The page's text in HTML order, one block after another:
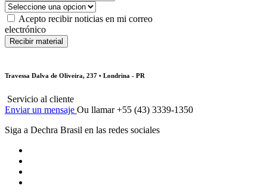
Acepto recibir noticias en mi correo
electrónico
Travessa Dalva de Oliveira, 237 • Londrina - PR
Servicio al cliente
Enviar un mensaje Ou llamar +55 (43) 3339-1350
Siga a Dechra Brasil en las redes sociales